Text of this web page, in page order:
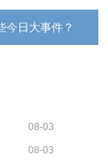
日大事件？
08-03
08-03